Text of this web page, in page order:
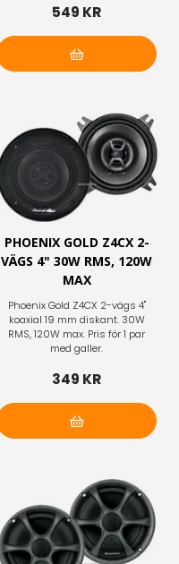
549 KR
PHOENIX GOLD Z4CX 2-
VÄGS 4" 30W RMS, 120W
MAX
Phoenix Gold Z4CX 2-vägs 4"
koaxial 19 mm diskant. 30W
RMS, 120W max. Pris för 1 par
med galler.
349 KR